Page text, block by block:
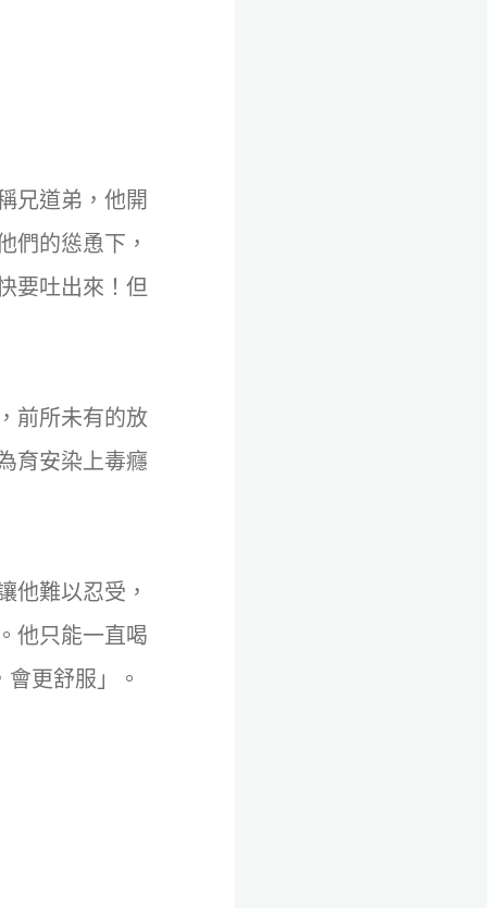
兄道弟，他開
們的慫恿下，
要吐出來！但
前所未有的放
育安染上毒癮
他難以忍受，
他只能一直喝
會更舒服」。